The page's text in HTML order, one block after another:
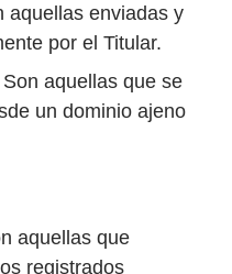
aquellas enviadas y
por el Titular.
aquellas que se
un dominio ajeno
aquellas que
registrados